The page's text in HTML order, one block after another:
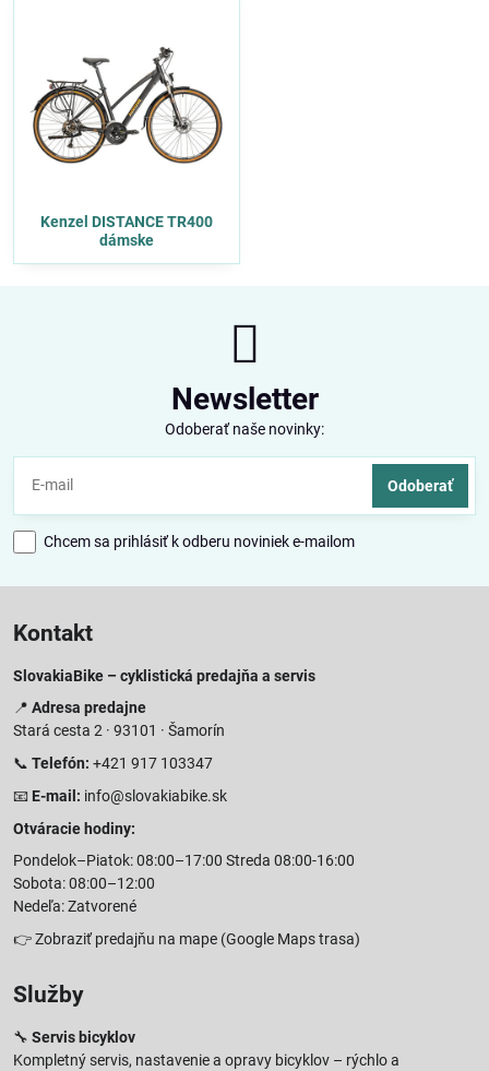
Kenzel DISTANCE TR400
dámske
Newsletter
Odoberať naše novinky:
Odoberať
Chcem sa prihlásiť k odberu noviniek e-mailom
Kontakt
SlovakiaBike – cyklistická predajňa a servis
📍 Adresa predajne
Stará cesta 2 · 93101 · Šamorín
📞 Telefón: +421 917 103347
📧 E-mail: info@slovakiabike.sk
Otváracie hodiny:
Pondelok–Piatok: 08:00–17:00 Streda 08:00-16:00
Sobota: 08:00–12:00
Nedeľa: Zatvorené
👉Zobraziť predajňu na mape (Google Maps trasa)
Služby
🔧 Servis bicyklov
Kompletný servis, nastavenie a opravy bicyklov – rýchlo a